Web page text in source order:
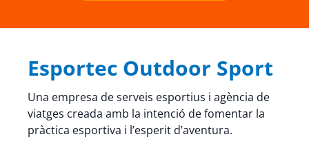
Esportec Outdoor Sport
Una empresa de serveis esportius i agència de
viatges creada amb la intenció de fomentar la
pràctica esportiva i l’esperit d’aventura.